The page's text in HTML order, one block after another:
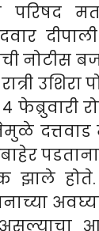
परिषद
फेब्रुवारी
दत्तवाड
झाले होते.